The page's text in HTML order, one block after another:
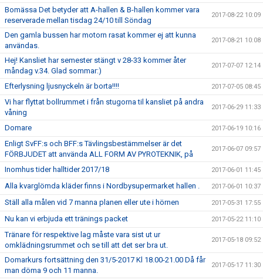
Bomässa Det betyder att A-hallen & B-hallen kommer vara
reserverade mellan tisdag 24/10 till Söndag
2017-08-22 10:09
Den gamla bussen har motorn rasat kommer ej att kunna
användas.
2017-08-21 10:08
Hej! Kansliet har semester stängt v 28-33 kommer åter
måndag v.34. Glad sommar:)
2017-07-07 12:14
Efterlysning ljusnyckeln är borta!!!! 2017-07-05 08:45
Vi har flyttat bollrummet i från stugorna til kansliet på andra
våning
2017-06-29 11:33
Domare 2017-06-19 10:16
Enligt SvFF:s och BFF:s Tävlingsbestämmelser är det
FÖRBJUDET att använda ALL FORM AV PYROTEKNIK, på
2017-06-07 09:57
Inomhus tider halltider 2017/18 2017-06-01 11:45
Alla kvarglömda kläder finns i Nordbysupermarket hallen . 2017-06-01 10:37
Ställ alla målen vid 7 manna planen eller ute i hörnen 2017-05-31 17:55
Nu kan vi erbjuda ett tränings packet 2017-05-22 11:10
Tränare för respektive lag måste vara sist ut ur
omklädningsrummet och se till att det ser bra ut.
2017-05-18 09:52
Domarkurs fortsättning den 31/5-2017 Kl 18.00-21.00 Då får
man döma 9 och 11 manna.
2017-05-17 11:30